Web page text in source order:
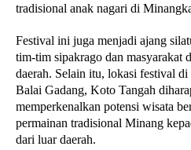
tradisional anak nagari di
Festival ini juga menjadi ajang
tim-tim sipakrago dan masyarakat
daerah. Selain itu, lokasi festival
Balai Gadang, Koto Tangah
memperkenalkan potensi wisata
permainan tradisional Minang
dari luar daerah.